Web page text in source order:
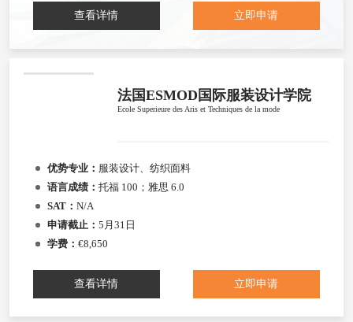
查看详情 立即申请
法国ESMOD国际服装设计学院
Ecole Superieure des Aris et Techniques de la mode
优势专业： 服装设计、纺织面料
语言成绩： 托福 100；雅思 6.0
SAT： N/A
申请截止： 5月31日
学费： €8,650
查看详情 立即申请